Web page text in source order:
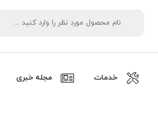
خدمات مجله خبری